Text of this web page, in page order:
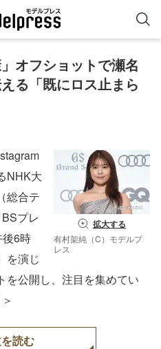
オフショットで瀬名
る「既にロス止まら
拡大する
有村架純（C）モデルプ
レス
NHK大
総合テ
プレ
6時
を演じ
を公開し、注目を集めてい
読む